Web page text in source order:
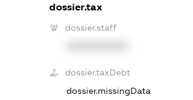
dossier.tax
dossier.staff
dossier.taxDebt
dossier.missingData